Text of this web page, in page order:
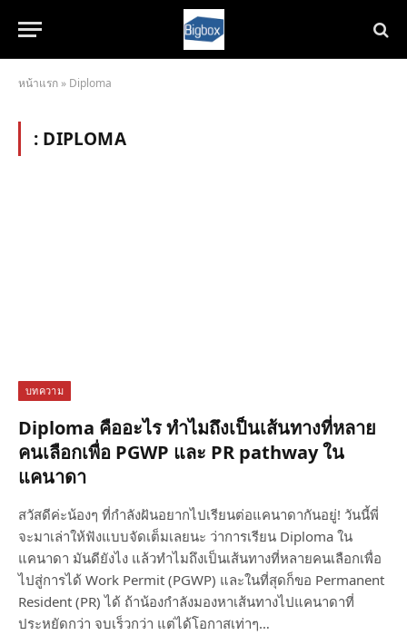
หน้าแรก » Diploma
: DIPLOMA
บทความ
Diploma คืออะไร ทำไมถึงเป็นเส้นทางที่หลาย
คนเลือกเพื่อ PGWP และ PR pathway ใน
แคนาดา
สวัสดีค่ะน้องๆ ที่กำลังฝันอยากไปเรียนต่อแคนาดากันอยู่! วันนี้พี่
จะมาเล่าให้ฟังแบบจัดเต็มเลยนะ ว่าการเรียน Diploma ใน
แคนาดา มันดียังไง แล้วทำไมถึงเป็นเส้นทางที่หลายคนเลือกเพื่อ
ไปสู่การได้ Work Permit (PGWP) และในที่สุดก็ขอ Permanent
Resident (PR) ได้ ถ้าน้องกำลังมองหาเส้นทางไปแคนาดาที่
ประหยัดกว่า จบเร็วกว่า แต่ได้โอกาสเท่าๆ…